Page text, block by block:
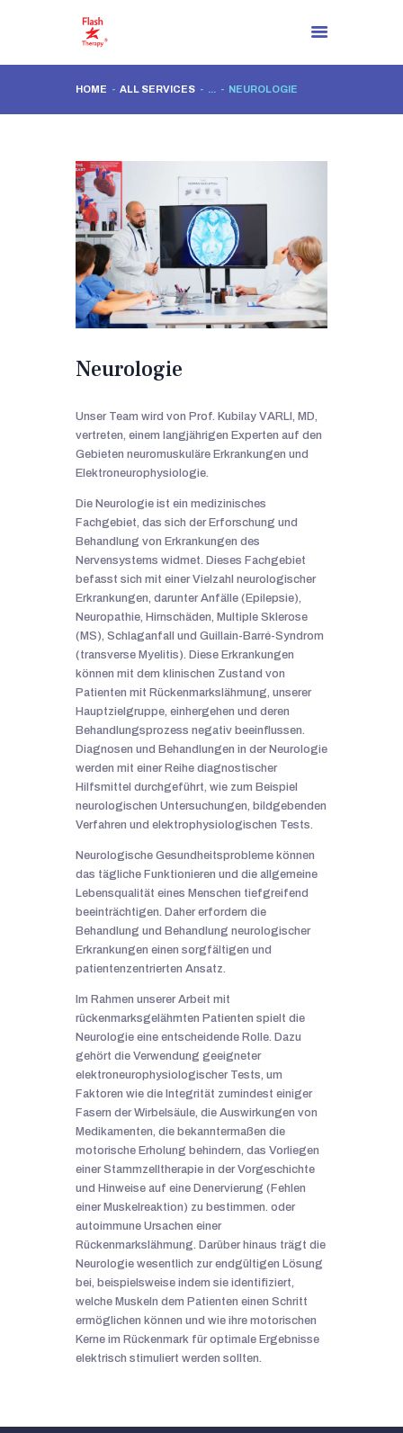
HOME ALL SERVICES ... NEUROLOGIE
STARTSEITE
ES GIBT EINE LÖSUNG
LÖSUNGSPROZESSE
BLOG
KONTAKTIERE UNS
DE
Neurologie
Unser Team wird von Prof. Kubilay VARLI, MD,
vertreten, einem langjährigen Experten auf den
Gebieten neuromuskuläre Erkrankungen und
Elektroneurophysiologie.
Die Neurologie ist ein medizinisches
Fachgebiet, das sich der Erforschung und
Behandlung von Erkrankungen des
Nervensystems widmet. Dieses Fachgebiet
befasst sich mit einer Vielzahl neurologischer
Erkrankungen, darunter Anfälle (Epilepsie),
Neuropathie, Hirnschäden, Multiple Sklerose
(MS), Schlaganfall und Guillain-Barré-Syndrom
(transverse Myelitis). Diese Erkrankungen
können mit dem klinischen Zustand von
Patienten mit Rückenmarkslähmung, unserer
Hauptzielgruppe, einhergehen und deren
Behandlungsprozess negativ beeinflussen.
Diagnosen und Behandlungen in der Neurologie
werden mit einer Reihe diagnostischer
Hilfsmittel durchgeführt, wie zum Beispiel
neurologischen Untersuchungen, bildgebenden
Verfahren und elektrophysiologischen Tests.
Neurologische Gesundheitsprobleme können
das tägliche Funktionieren und die allgemeine
Lebensqualität eines Menschen tiefgreifend
beeinträchtigen. Daher erfordern die
Behandlung und Behandlung neurologischer
Erkrankungen einen sorgfältigen und
patientenzentrierten Ansatz.
Im Rahmen unserer Arbeit mit
rückenmarksgelähmten Patienten spielt die
Neurologie eine entscheidende Rolle. Dazu
gehört die Verwendung geeigneter
elektroneurophysiologischer Tests, um
Faktoren wie die Integrität zumindest einiger
Fasern der Wirbelsäule, die Auswirkungen von
Medikamenten, die bekanntermaßen die
motorische Erholung behindern, das Vorliegen
einer Stammzelltherapie in der Vorgeschichte
und Hinweise auf eine Denervierung (Fehlen
einer Muskelreaktion) zu bestimmen. oder
autoimmune Ursachen einer
Rückenmarkslähmung. Darüber hinaus trägt die
Neurologie wesentlich zur endgültigen Lösung
bei, beispielsweise indem sie identifiziert,
welche Muskeln dem Patienten einen Schritt
ermöglichen können und wie ihre motorischen
Kerne im Rückenmark für optimale Ergebnisse
elektrisch stimuliert werden sollten.